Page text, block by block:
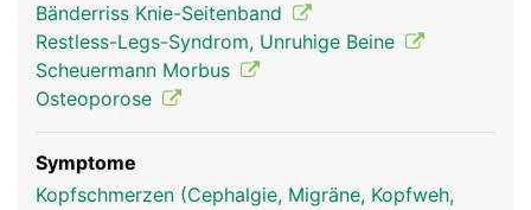
Bänderriss Knie-Seitenband
Restless-Legs-Syndrom, Unruhige Beine
Scheuermann Morbus
Osteoporose
Symptome
Kopfschmerzen (Cephalgie, Migräne, Kopfweh,